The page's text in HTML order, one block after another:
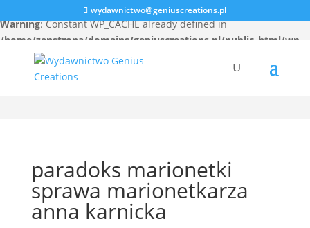
Warning: Constant WP_CACHE already defined in
/home/zenstrona/domains/geniuscreations.pl/public_html/wp-
config.phpon line94
wydawnictwo@geniuscreations.pl
paradoks marionetki
sprawa marionetkarza
anna karnicka